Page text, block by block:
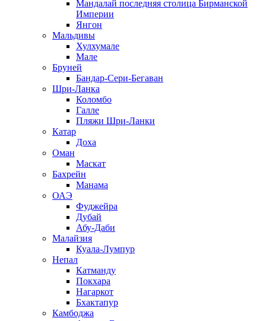
Мандалай последняя столица Бирманской
Империи
Янгон
Мальдивы
Хулхумале
Мале
Бруней
Бандар-Сери-Бегаван
Шри-Ланка
Коломбо
Галле
Пляжи Шри-Ланки
Катар
Доха
Оман
Маскат
Бахрейн
Манама
ОАЭ
Фуджейра
Дубай
Абу-Даби
Малайзия
Куала-Лумпур
Непал
Катманду
Покхара
Нагаркот
Бхактапур
Камбоджа